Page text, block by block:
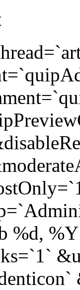
%d,